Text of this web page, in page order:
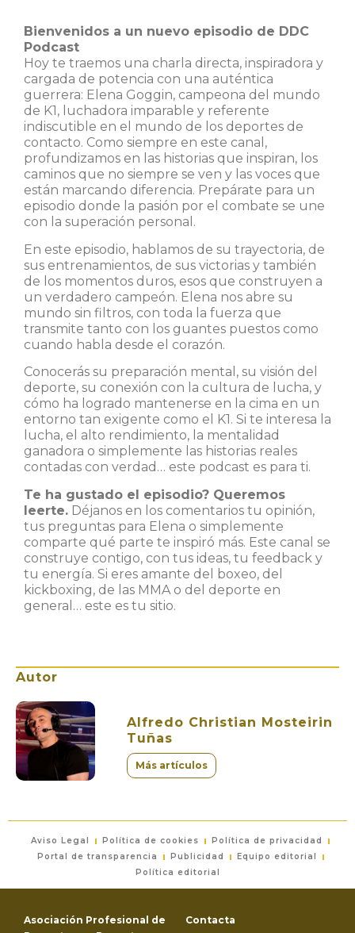
Bienvenidos a un nuevo episodio de DDC
Podcast
Hoy te traemos una charla directa, inspiradora y
cargada de potencia con una auténtica
guerrera: Elena Goggin, campeona del mundo
de K1, luchadora imparable y referente
indiscutible en el mundo de los deportes de
contacto. Como siempre en este canal,
profundizamos en las historias que inspiran, los
caminos que no siempre se ven y las voces que
están marcando diferencia. Prepárate para un
episodio donde la pasión por el combate se une
con la superación personal.
En este episodio, hablamos de su trayectoria, de
sus entrenamientos, de sus victorias y también
de los momentos duros, esos que construyen a
un verdadero campeón. Elena nos abre su
mundo sin filtros, con toda la fuerza que
transmite tanto con los guantes puestos como
cuando habla desde el corazón.
Conocerás su preparación mental, su visión del
deporte, su conexión con la cultura de lucha, y
cómo ha logrado mantenerse en la cima en un
entorno tan exigente como el K1. Si te interesa la
lucha, el alto rendimiento, la mentalidad
ganadora o simplemente las historias reales
contadas con verdad… este podcast es para ti.
Te ha gustado el episodio? Queremos
leerte. Déjanos en los comentarios tu opinión,
tus preguntas para Elena o simplemente
comparte qué parte te inspiró más. Este canal se
construye contigo, con tus ideas, tu feedback y
tu energía. Si eres amante del boxeo, del
kickboxing, de las MMA o del deporte en
general… este es tu sitio.
Autor
Alfredo Christian Mosteirin
Tuñas
Más artículos
Aviso Legal Política de cookies
Política de privacidad
Portal de transparencia
Publicidad
Equipo editorial
Política editorial
Asociación Profesional de
Contacta